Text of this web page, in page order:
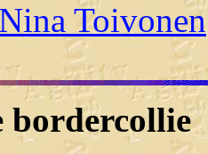
Nina Toivonen
bordercollie